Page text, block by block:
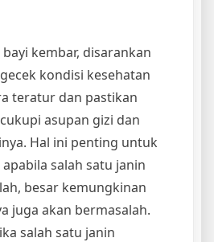
kembar, disarankan
kondisi kesehatan
teratur dan pastikan
asupan gizi dan
Hal ini penting untuk
salah satu janin
besar kemungkinan
juga akan bermasalah.
salah satu janin